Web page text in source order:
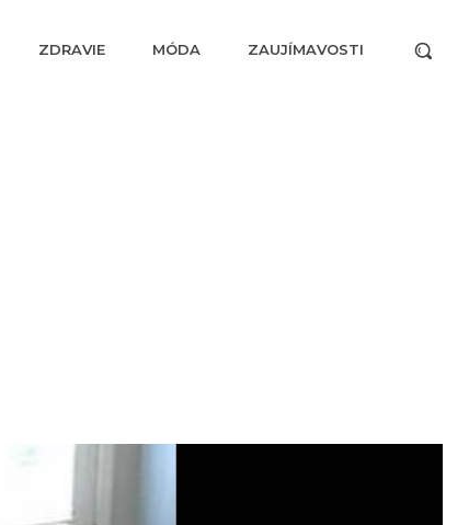
ZDRAVIE MÓDA ZAUJÍMAVOSTI